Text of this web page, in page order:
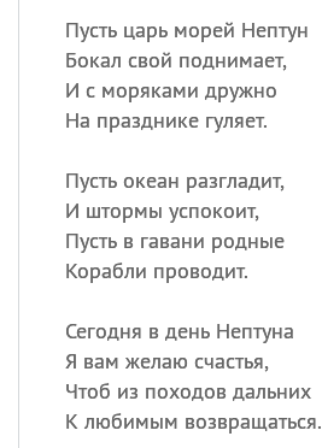
Пусть царь морей Нептун
Бокал свой поднимает,
И с моряками дружно
На празднике гуляет.
Пусть океан разгладит,
И штормы успокоит,
Пусть в гавани родные
Корабли проводит.
Сегодня в день Нептуна
Я вам желаю счастья,
Чтоб из походов дальних
К любимым возвращаться.